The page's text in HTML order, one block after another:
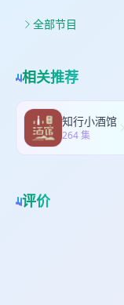
全部节目
相关推荐
知行小酒馆
264 集
评价